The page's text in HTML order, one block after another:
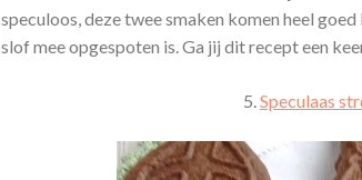
speculoos, deze twee smaken komen heel
slof mee opgespoten is. Ga jij dit recept een
5.Speculaas